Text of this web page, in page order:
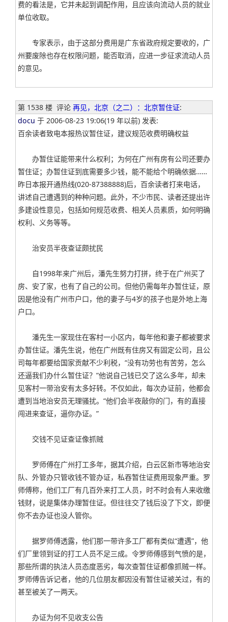
费的看法是，它并未起到调配作用，且应该向流动人员的就业
单位收取。
专家表示，由于这部分费用是广东省政府规定要收的，广
州要废除也存在权限问题，能否取消，应进一步征求流动人员
的意见。
第 1538 楼 评论 再见，北京（之二）：北京暂住证:
docu 于 2006-08-23 19:06(19 年以前) 发表:
百余读者致电本报热议暂住证，建议规范收费明确权益
办暂住证能带来什么权利；为何在广州有房有公司还要办
暂住证；办暂住证到底需要多少钱，能不能给个明确依据……
昨日本报开通热线(020-87388888)后，百余读者打来电话，
讲述自己遭遇到的种种问题。此外，不少市民、读者还提出许
多建设性意见，包括如何规范收费、相关人员素质，如何明确
权利、义务等等。
治安员半夜查证颇扰民
自1998年来广州后，潘先生努力打拼，终于在广州买了
房、安了家，也有了自己的公司。但他仍需每年办暂住证，原
因是他没有广州市户口，他的妻子与4岁的孩子也是外地上海
户口。
潘先生一家现住在客村一小区内，每年他和妻子都被要求
办暂住证。潘先生说，他在广州既有住房又有固定公司，且公
司每年都要给国家贡献不少利税，“没有功劳也有苦劳，怎么
还逼我们办什么暂住证？”他说自己钱已交了这么多年，却未
见客村一带治安有太多好转。不仅如此，每次办证前，他都会
遭到当地治安员无理骚扰。“他们会半夜敲你的门，有的直接
闯进来查证，逼你办证。”
交钱不见证查证像抓贼
罗师傅在广州打工多年，据其介绍，白云区新市等地治安
队、外管办只管收钱不管办证，私吞暂住证费用现象严重。罗
师傅称，他们工厂有几百外来打工人员，时不时会有人来收缴
钱财，说是集体办理暂住证。但往往交了钱后没了下文，即便
你不去办证也没人管你。
据罗师傅透露，他们那一带许多工厂都有类似“遭遇”，他
们厂里领到证的打工人员不足三成。令罗师傅感到气愤的是，
那些所谓的执法人员态度恶劣，每次查暂住证都像抓贼一样。
罗师傅告诉记者，他的几位朋友都因没有暂住证被关过，有的
甚至被关了一两天。
办证为何不见收支公告